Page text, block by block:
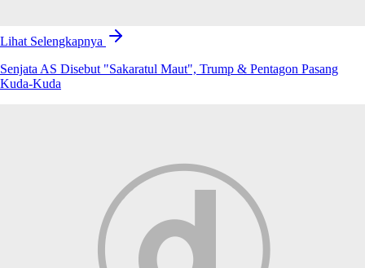
Lihat Selengkapnya
Senjata AS Disebut "Sakaratul Maut", Trump & Pentagon Pasang
Kuda-Kuda